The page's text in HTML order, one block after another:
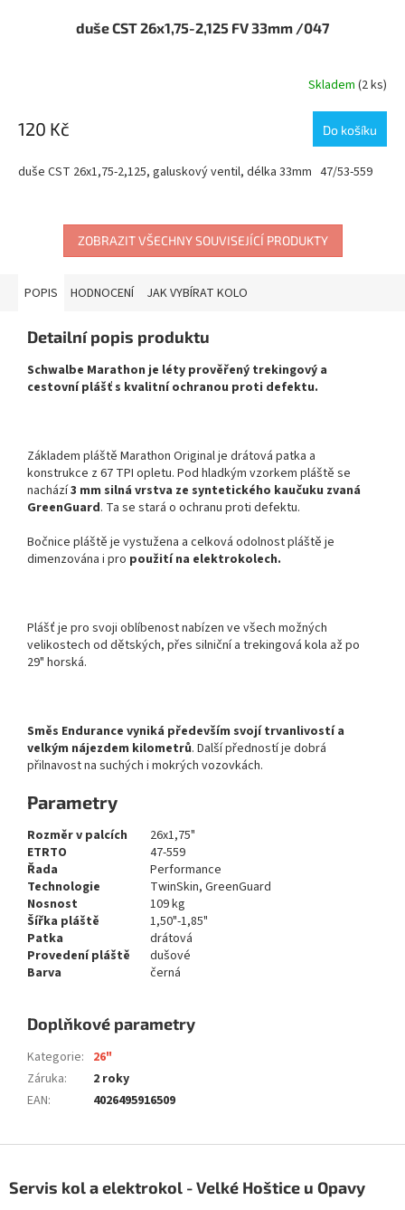
duše CST 26x1,75-2,125 FV 33mm /047
Skladem (2 ks)
120 Kč Do košíku
duše CST 26x1,75-2,125, galuskový ventil, délka 33mm 47/53-559
ZOBRAZIT VŠECHNY SOUVISEJÍCÍ PRODUKTY
POPIS HODNOCENÍ JAK VYBÍRAT KOLO
Detailní popis produktu
Schwalbe Marathon je léty prověřený trekingový a
cestovní plášť s kvalitní ochranou proti defektu.
Základem pláště Marathon Original je drátová patka a
konstrukce z 67 TPI opletu. Pod hladkým vzorkem pláště se
nachází3 mm silná vrstva ze syntetického kaučuku zvaná
GreenGuard. Ta se stará o ochranu proti defektu.
Bočnice pláště je vystužena a celková odolnost pláště je
dimenzována i pro použití na elektrokolech.
Plášť je pro svoji oblíbenost nabízen ve všech možných
velikostech od dětských, přes silniční a trekingová kola až po
29" horská.
Směs Endurance vyniká především svojí trvanlivostí a
velkým nájezdem kilometrů. Další předností je dobrá
přilnavost na suchých i mokrých vozovkách.
Parametry
Rozměr v palcích
26x1,75"
ETRTO
47-559
Řada
Performance
Technologie
TwinSkin, GreenGuard
Nosnost
109 kg
Šířka pláště
1,50"-1,85"
Patka
drátová
Provedení pláště
dušové
Barva
černá
Doplňkové parametry
Kategorie: 26"
Záruka:
2 roky
EAN: 4026495916509
pServis kol a elektrokol - Velké Hoštice u Opavy